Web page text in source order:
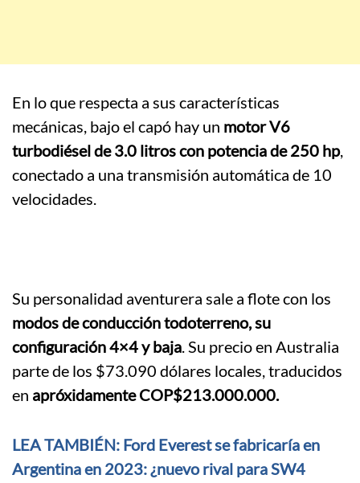
En lo que respecta a sus características
mecánicas, bajo el capó hay un motor V6
turbodiésel de 3.0 litros con potencia de 250 hp,
conectado a una transmisión automática de 10
velocidades.
Su personalidad aventurera sale a flote con los
modos de conducción todoterreno, su
configuración 4×4 y baja. Su precio en Australia
parte de los $73.090 dólares locales, traducidos
en apróxidamente COP$213.000.000.
LEA TAMBIÉN: Ford Everest se fabricaría en
Argentina en 2023: ¿nuevo rival para SW4